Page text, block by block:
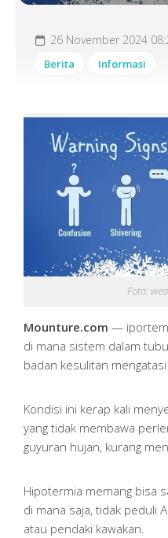
26 November 2024
Berita Informasi
Foto:
Mounture.com —
di mana sistem dalam
badan kesulitan
Kondisi ini kerap kali
yang tidak membawa
guyuran hujan, kurang
Hipotermia memang bisa
di mana saja, tidak peduli
atau pendaki kawakan.